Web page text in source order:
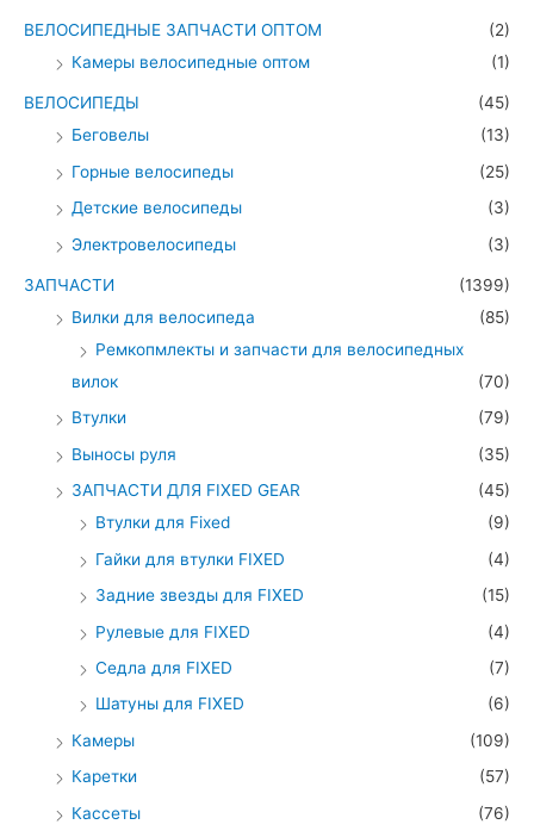
ВЕЛОСИПЕДНЫЕ ЗАПЧАСТИ ОПТОМ
(2)
Камеры велосипедные оптом
(1)
ВЕЛОСИПЕДЫ
(45)
Беговелы
(13)
Горные велосипеды
(25)
Детские велосипеды
(3)
Электровелосипеды
(3)
ЗАПЧАСТИ
(1399)
Вилки для велосипеда
(85)
Ремкопмлекты и запчасти для велосипедных
вилок
(70)
Втулки
(79)
Выносы руля
(35)
ЗАПЧАСТИ ДЛЯ FIXED GEAR
(45)
Втулки для Fixed
(9)
Гайки для втулки FIXED
(4)
Задние звезды для FIXED
(15)
Рулевые для FIXED
(4)
Седла для FIXED
(7)
Шатуны для FIXED
(6)
Камеры
(109)
Каретки
(57)
Кассеты
(76)